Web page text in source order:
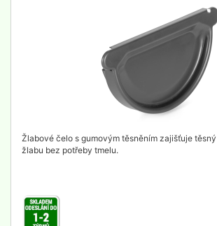
Žlabové čelo s gumovým těsněním zajišťuje
žlabu bez potřeby tmelu.